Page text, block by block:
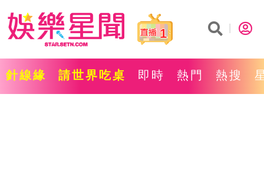
1
針線緣 請世界吃桌 即時 熱門 熱搜